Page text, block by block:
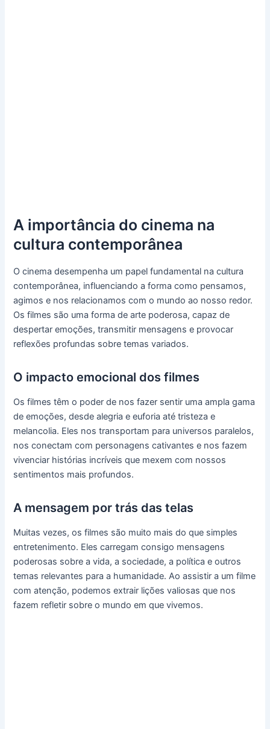
A importância do cinema na
cultura contemporânea
O cinema desempenha um papel fundamental na cultura
contemporânea, influenciando a forma como pensamos,
agimos e nos relacionamos com o mundo ao nosso redor.
Os filmes são uma forma de arte poderosa, capaz de
despertar emoções, transmitir mensagens e provocar
reflexões profundas sobre temas variados.
O impacto emocional dos filmes
Os filmes têm o poder de nos fazer sentir uma ampla gama
de emoções, desde alegria e euforia até tristeza e
melancolia. Eles nos transportam para universos paralelos,
nos conectam com personagens cativantes e nos fazem
vivenciar histórias incríveis que mexem com nossos
sentimentos mais profundos.
A mensagem por trás das telas
Muitas vezes, os filmes são muito mais do que simples
entretenimento. Eles carregam consigo mensagens
poderosas sobre a vida, a sociedade, a política e outros
temas relevantes para a humanidade. Ao assistir a um filme
com atenção, podemos extrair lições valiosas que nos
fazem refletir sobre o mundo em que vivemos.